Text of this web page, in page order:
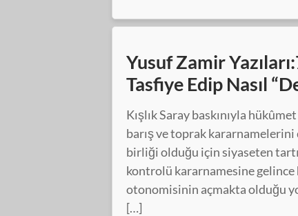
Yusuf Zamir
Tasfiye Edip Nasıl
Kışlık Saray baskınıyla
barış ve toprak kararnamelerini
birliği olduğu için siyaseten
kontrolü kararnamesine
otonomisinin açmakta olduğu
[…]